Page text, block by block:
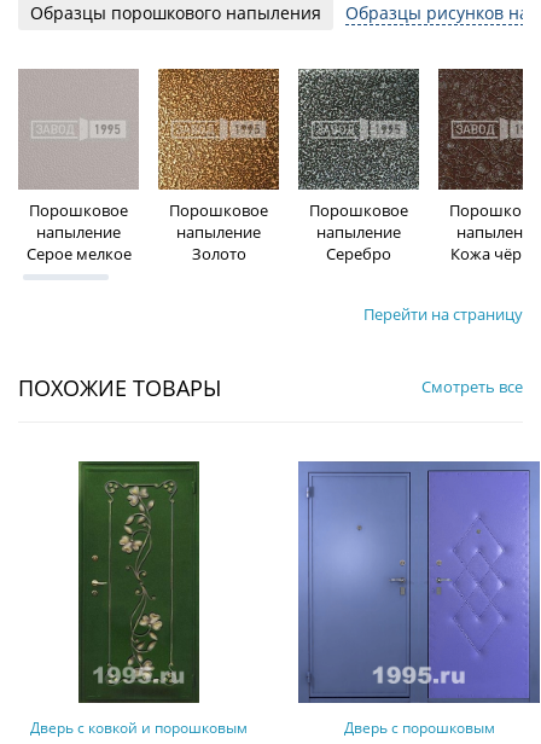
Образцы порошкового напыления Образцы рисунков на
Порошковое
напыление
Серое мелкое
Порошковое
напыление
Золото
Порошковое
напыление
Серебро
напыление
Кожа
Перейти на страницу
ПОХОЖИЕ ТОВАРЫ Смотреть все
Дверь с порошковым
Стальная дверь с